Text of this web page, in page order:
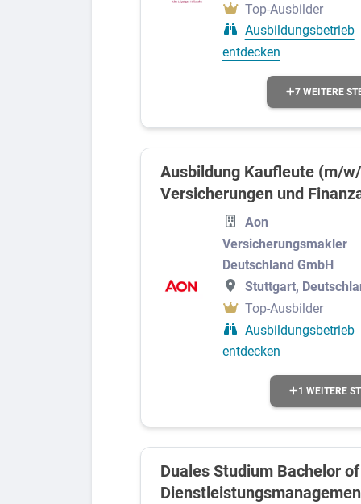
Top-Ausbilder
Ausbildungsbetrieb
entdecken
7 WEITERE
Ausbildung Kaufleute (m/
Versicherungen und
Aon
Versicherungsmakler
Deutschland GmbH
Stuttgart,
Top-Ausbilder
Ausbildungsbetrieb
entdecken
1 WEITERE
Duales Studium Bachelor